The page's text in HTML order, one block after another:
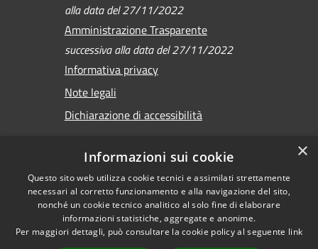
alla data del 27/11/2022
Amministrazione Trasparente
successiva alla data del 27/11/2022
Informativa privacy
Note legali
Dichiarazione di accessibilità
RSS
Accessibilità
Privacy
Cookie
Copyright © 2026 •
Comune di Sirmione •
Powered by
Municipium•
×
Informazioni sui cookie
Questo sito web utilizza cookie tecnici e assimilati strettamente
necessari al corretto funzionamento e alla navigazione del sito,
nonché un cookie tecnico analitico al solo fine di elaborare
informazioni statistiche, aggregate e anonime.
Per maggiori dettagli, può consultare la cookie policy al seguente link